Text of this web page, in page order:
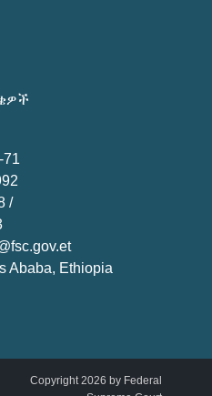
71
/
Ababa, Ethiopia
Copyright 2026 by Federal